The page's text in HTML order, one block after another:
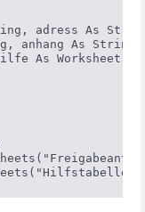
adress As
anhang As String
As Worksheet